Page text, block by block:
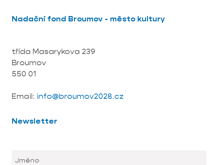
Nadační fond Broumov - město kultury
třída Masarykova 239
Broumov
550 01
Email: info@broumov2028.cz
Newsletter